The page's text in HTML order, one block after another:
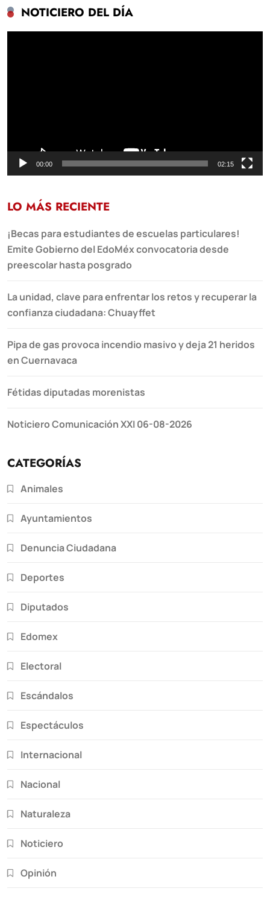
NOTICIERO DEL DÍA
00:00 02:15
LO MÁS RECIENTE
¡Becas para estudiantes de escuelas particulares!
Emite Gobierno del EdoMéx convocatoria desde
preescolar hasta posgrado
La unidad, clave para enfrentar los retos y recuperar la
confianza ciudadana: Chuayffet
Pipa de gas provoca incendio masivo y deja 21 heridos
en Cuernavaca
Fétidas diputadas morenistas
Noticiero Comunicación XXI 06-08-2026
CATEGORÍAS
Animales
Ayuntamientos
Denuncia Ciudadana
Deportes
Diputados
Edomex
Electoral
Escándalos
Espectáculos
Internacional
Nacional
Naturaleza
Noticiero
Opinión